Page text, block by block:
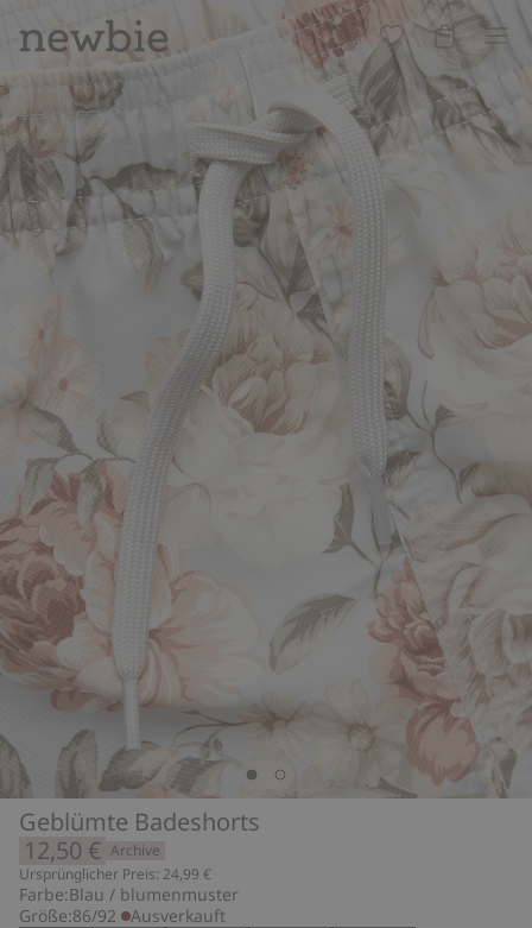
Geblümte Badeshorts
12,50 € Archive
Ursprünglicher Preis: 24,99 €
Farbe:Blau / blumenmuster
Größe:86/92 Ausverkauft